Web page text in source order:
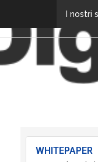
I nostri
WHITEPAPER